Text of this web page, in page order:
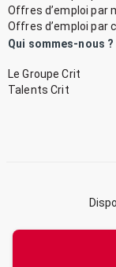
Offres d’emploi par
Offres d’emploi par
Qui sommes-nous ?
Le Groupe Crit
Talents Crit